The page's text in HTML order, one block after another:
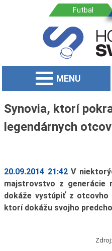
MENU
Synovia, ktorí
legendárnych otcov
20.09.2014 21:42 V
majstrovstvo z generácie
dokáže vystúpiť z
ktorí dokážu svojho